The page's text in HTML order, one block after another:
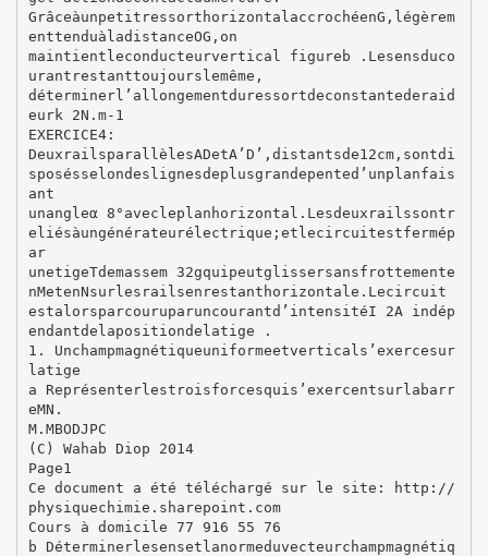
GrâceàunpetitressorthorizontalaccrochéenG,légèrem
enttenduàladistanceOG,on
maintientleconducteurvertical figureb .Lesensduco
urantrestanttoujourslemême,
déterminerl’allongementduressortdeconstantederaid
eurk 2N.m‐1
EXERCICE4:
DeuxrailsparallèlesADetA’D’,distantsde12cm,sontdi
sposésselondeslignesdeplusgrandepented’unplanfais
ant
unangleα 8°avecleplanhorizontal.Lesdeuxrailssontr
eliésàungénérateurélectrique;etlecircuitestfermép
ar
unetigeTdemassem 32gquipeutglissersansfrottemente
nMetenNsurlesrailsenrestanthorizontale.Lecircuit
estalorsparcouruparuncourantd’intensitéI 2A indép
endantdelapositiondelatige .
1. Unchampmagnétiqueuniformeetverticals’exercesur
latige
a Représenterlestroisforcesquis’exercentsurlabarr
eMN.
M.MBODJPC
(C) Wahab Diop 2014
Page1
Ce document a été téléchargé sur le site: http://
physiquechimie.sharepoint.com
Cours à domicile 77 916 55 76
b Déterminerlesensetlanormeduvecteurchampmagnétiq